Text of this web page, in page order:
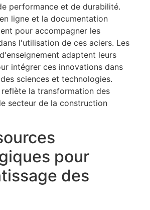
performance et de durabilité.
ligne et la documentation
pour accompagner les
l'utilisation de ces aciers. Les
adaptent leurs
intégrer ces innovations dans
sciences et technologies.
la transformation des
secteur de la construction
pour
des